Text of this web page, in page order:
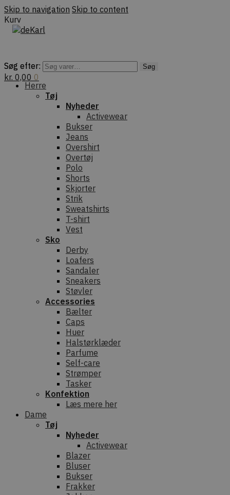
Skip to navigation Skip to content
Kurv
Søg efter: Søg
kr. 0,00 0
Søg efter: Søg
Herre
Tøj
Nyheder
Activewear
Bukser
Jeans
Overshirt
Overtøj
Polo
Shorts
Skjorter
Strik
Sweatshirts
T-shirt
Vest
Sko
Derby
Loafers
Sandaler
Sneakers
Støvler
Accessories
Bælter
Caps
Huer
Halstørklæder
Parfume
Self-care
Strømper
Tasker
Konfektion
Læs mere her
Dame
Tøj
Nyheder
Activewear
Blazer
Bluser
Bukser
Frakker